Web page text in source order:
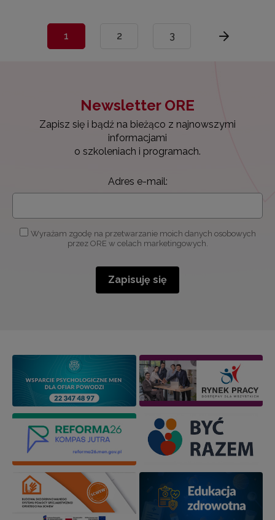
1 2 3
Newsletter ORE
Zapisz się i bądź na bieżąco z najnowszymi
informacjami
o szkoleniach i programach.
Adres e-mail:
Wyrażam zgodę na przetwarzanie moich danych osobowych
przez ORE w celach marketingowych.
Zapisuję się